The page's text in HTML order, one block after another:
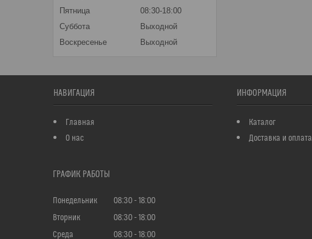
Пятница
08:30-18:00
Суббота
Выходной
Воскресенье
Выходной
НАВИГАЦИЯ
Главная
О нас
ИНФОРМАЦИЯ
Каталог
Доставка и оплата
ГРАФИК РАБОТЫ
Понедельник 08:30
18:00
Вторник
08:30
18:00
Среда
08:30 18:00